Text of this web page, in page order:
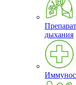
дыхания